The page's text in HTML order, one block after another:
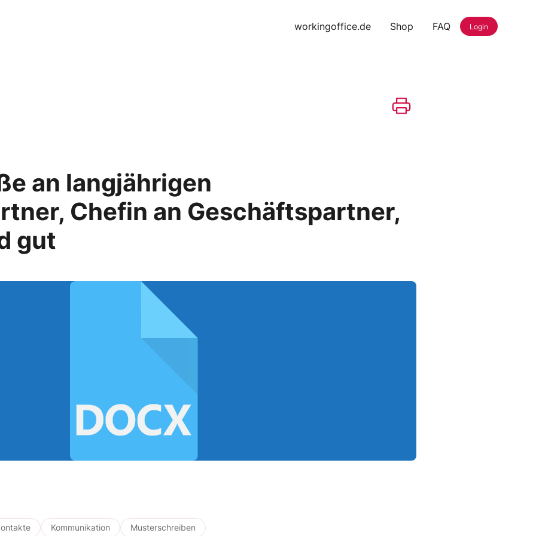
workingoffice.de Shop FAQ Login
an langjährigen
Chefin an Geschäftspartner,
gut
Kommunikation Musterschreiben